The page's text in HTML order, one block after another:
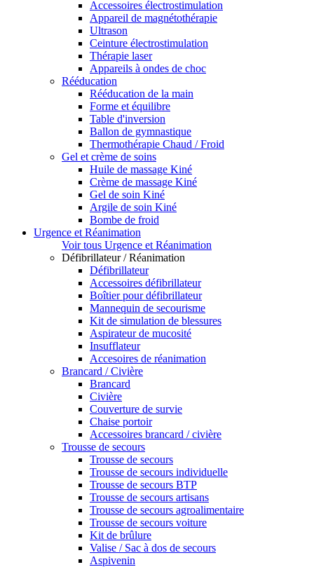
Accessoires électrostimulation
Appareil de magnétothérapie
Ultrason
Ceinture électrostimulation
Thérapie laser
Appareils à ondes de choc
Rééducation
Rééducation de la main
Forme et équilibre
Table d'inversion
Ballon de gymnastique
Thermothérapie Chaud / Froid
Gel et crème de soins
Huile de massage Kiné
Crème de massage Kiné
Gel de soin Kiné
Argile de soin Kiné
Bombe de froid
Urgence et Réanimation
Voir tous Urgence et Réanimation
Défibrillateur / Réanimation
Défibrillateur
Accessoires défibrillateur
Boîtier pour défibrillateur
Mannequin de secourisme
Kit de simulation de blessures
Aspirateur de mucosité
Insufflateur
Accesoires de réanimation
Brancard / Civière
Brancard
Civière
Couverture de survie
Chaise portoir
Accessoires brancard / civière
Trousse de secours
Trousse de secours
Trousse de secours individuelle
Trousse de secours BTP
Trousse de secours artisans
Trousse de secours agroalimentaire
Trousse de secours voiture
Kit de brûlure
Valise / Sac à dos de secours
Aspivenin